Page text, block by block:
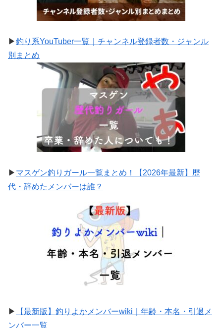
▶釣り系YouTuber一覧｜チャンネル登録者数・ジャンル
別まとめ
▶ マスゲン釣りガール一覧まとめ！【2026年最新】歴
代・辞めたメンバーは誰？
▶
【最新版】釣りよかメンバーwiki｜年齢・本名・引退メ
ンバー一覧